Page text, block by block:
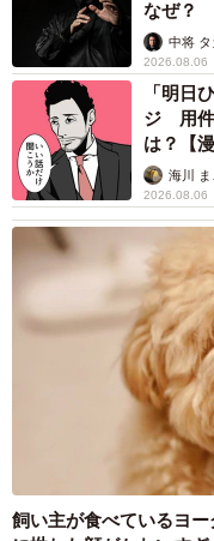
なぜ？
未熟」
中将 タ
2026.08.06
「明日
ジ 用件
は？【漫
海川 ま
2026.08.06
飼い主が食べているヨ